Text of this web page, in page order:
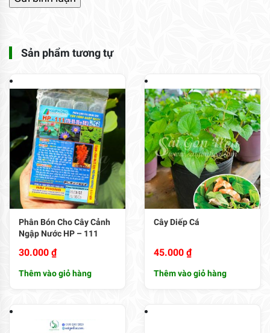
Sản phẩm tương tự
Phân Bón Cho Cây Cảnh
Ngập Nước HP – 111
30.000 ₫
Thêm vào giỏ hàng
Cây Diếp Cá
45.000 ₫
Thêm vào giỏ hàng